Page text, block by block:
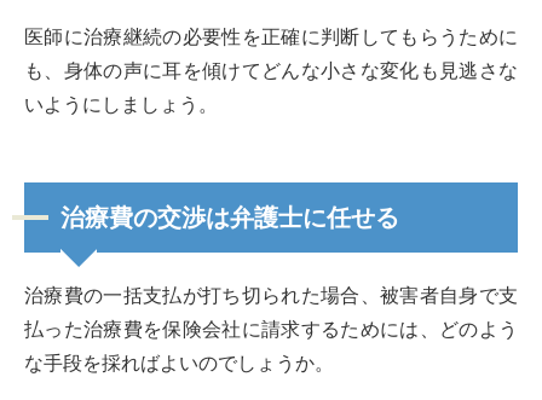
医師に治療継続の必要性を正確に判断してもらうために
も、身体の声に耳を傾けてどんな小さな変化も見逃さな
いようにしましょう。
治療費の交渉は弁護士に任せる
治療費の一括支払が打ち切られた場合、被害者自身で支
払った治療費を保険会社に請求するためには、どのよう
な手段を採ればよいのでしょうか。